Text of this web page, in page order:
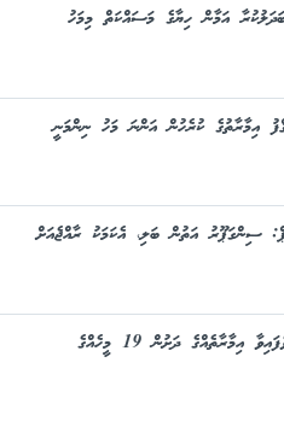
އަމާން ހިޔާގެ މަސައްކަތް މިމަހު
އިމާރާތުގެ ކުރެހުން އަންނަ މަހު ނިންމަނީ
ސިންގަޕޫރު އަތުން ބަލި، އެކަމަކު ރާއްޖެއަށް
ޣައްޒާގައި ސުންނާފަތިވެފައިވާ އިމާރާތެއްގެ ދަށުން 19 މީހެއްގެ